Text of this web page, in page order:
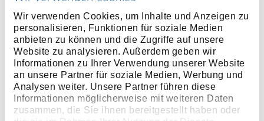
Wir verwenden Cookies, um Inhalte und Anzeigen zu
personalisieren, Funktionen für soziale Medien
anbieten zu können und die Zugriffe auf unsere
Website zu analysieren. Außerdem geben wir
Informationen zu Ihrer Verwendung unserer Website
an unsere Partner für soziale Medien, Werbung und
Analysen weiter. Unsere Partner führen diese
Informationen möglicherweise mit weiteren Daten
zusammen, die Sie ihnen bereitgestellt haben oder
Produktlinie
Produktbeschreibung
Seitenschneider mit Mehrfachfunktion – geeignet
zum Schneiden, Greifen und Halten
Schneidleistung bis 2 mm Drahtdurchmesser – ideal
für weiche und mittlere Drähte
Crimpen möglich für Leiterquerschnitte von 0,5 – 1